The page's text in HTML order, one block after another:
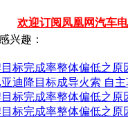
欢迎订阅凤凰网汽车
兴趣：
标完成率整体偏低之原
迪降目标成导火索 自
标完成率整体偏低之原
标完成率整体偏低之原